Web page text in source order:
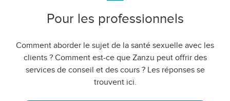
Pour les professionnels
Comment aborder le sujet de la santé sexuelle avec les
clients ? Comment est-ce que Zanzu peut offrir des
services de conseil et des cours ? Les réponses se
trouvent ici.